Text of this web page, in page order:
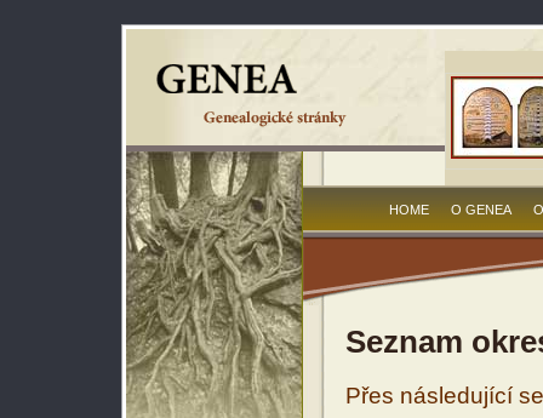
HOME O GENEA
Seznam
Přes následující